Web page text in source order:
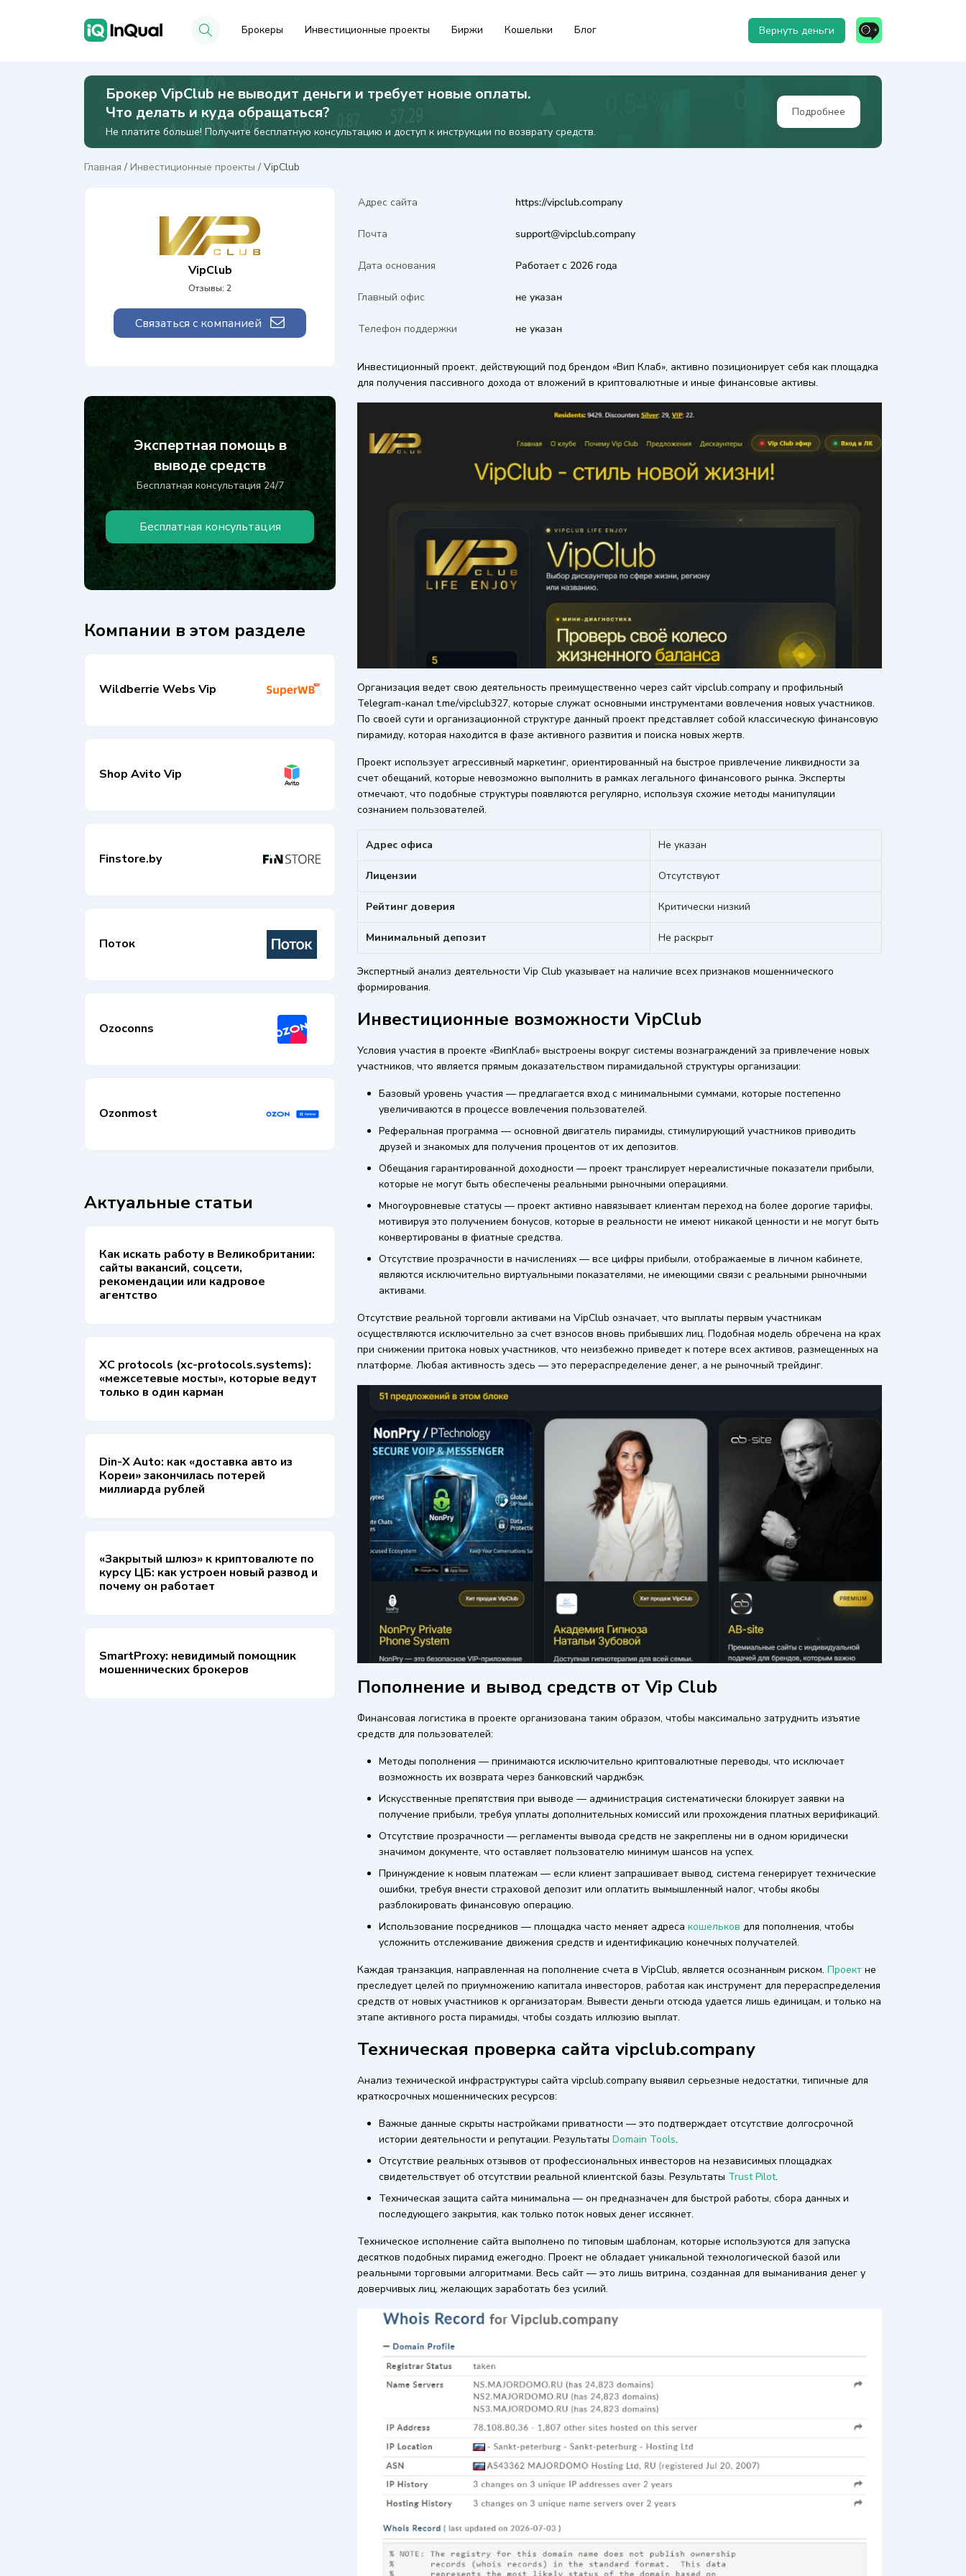
Брокеры Инвестиционные проекты Биржи Кошельки Блог Вернуть деньги
Брокер VipClub не выводит деньги и требует новые оплаты.
Что делать и куда обращаться?
Не платите больше! Получите бесплатную консультацию и доступ к инструкции по возврату средств.
Подробнее
Главная / Инвестиционные проекты / VipClub
VipClub
Отзывы: 2
Связаться с компанией
Экспертная помощь в
выводе средств
Бесплатная консультация 24/7
Бесплатная консультация
Компании в этом разделе
Wildberrie Webs Vip
Shop Avito Vip
Finstore.by
Поток
Ozoconns
Ozonmost
Актуальные статьи
Как искать работу в Великобритании:
сайты вакансий, соцсети,
рекомендации или кадровое
агентство
XC protocols (xc-protocols.systems):
«межсетевые мосты», которые ведут
только в один карман
Din-X Auto: как «доставка авто из
Кореи» закончилась потерей
миллиарда рублей
«Закрытый шлюз» к криптовалюте по
курсу ЦБ: как устроен новый развод и
почему он работает
SmartProxy: невидимый помощник
мошеннических брокеров
Адрес сайта https://vipclub.company
Почта support@vipclub.company
Дата основания Работает с 2026 года
Главный офис не указан
Телефон поддержки не указан
Инвестиционный проект, действующий под брендом «Вип Клаб», активно позиционирует себя как площадка
для получения пассивного дохода от вложений в криптовалютные и иные финансовые активы.
Организация ведет свою деятельность преимущественно через сайт vipclub.company и профильный
Telegram-канал t.me/vipclub327, которые служат основными инструментами вовлечения новых участников.
По своей сути и организационной структуре данный проект представляет собой классическую финансовую
пирамиду, которая находится в фазе активного развития и поиска новых жертв.
Проект использует агрессивный маркетинг, ориентированный на быстрое привлечение ликвидности за
счет обещаний, которые невозможно выполнить в рамках легального финансового рынка. Эксперты
отмечают, что подобные структуры появляются регулярно, используя схожие методы манипуляции
сознанием пользователей.
Адрес офиса Не указан
Лицензии Отсутствуют
Рейтинг доверия Критически низкий
Минимальный депозит Не раскрыт
Экспертный анализ деятельности Vip Club указывает на наличие всех признаков мошеннического
формирования.
Инвестиционные возможности VipClub
Условия участия в проекте «ВипКлаб» выстроены вокруг системы вознаграждений за привлечение новых
участников, что является прямым доказательством пирамидальной структуры организации:
Базовый уровень участия — предлагается вход с минимальными суммами, которые постепенно
увеличиваются в процессе вовлечения пользователей.
Реферальная программа — основной двигатель пирамиды, стимулирующий участников приводить
друзей и знакомых для получения процентов от их депозитов.
Обещания гарантированной доходности — проект транслирует нереалистичные показатели прибыли,
которые не могут быть обеспечены реальными рыночными операциями.
Многоуровневые статусы — проект активно навязывает клиентам переход на более дорогие тарифы,
мотивируя это получением бонусов, которые в реальности не имеют никакой ценности и не могут быть
конвертированы в фиатные средства.
Отсутствие прозрачности в начислениях — все цифры прибыли, отображаемые в личном кабинете,
являются исключительно виртуальными показателями, не имеющими связи с реальными рыночными
активами.
Отсутствие реальной торговли активами на VipClub означает, что выплаты первым участникам
осуществляются исключительно за счет взносов вновь прибывших лиц. Подобная модель обречена на крах
при снижении притока новых участников, что неизбежно приведет к потере всех активов, размещенных на
платформе. Любая активность здесь — это перераспределение денег, а не рыночный трейдинг.
Пополнение и вывод средств от Vip Club
Финансовая логистика в проекте организована таким образом, чтобы максимально затруднить изъятие
средств для пользователей:
Методы пополнения — принимаются исключительно криптовалютные переводы, что исключает
возможность их возврата через банковский чарджбэк.
Искусственные препятствия при выводе — администрация систематически блокирует заявки на
получение прибыли, требуя уплаты дополнительных комиссий или прохождения платных верификаций.
Отсутствие прозрачности — регламенты вывода средств не закреплены ни в одном юридически
значимом документе, что оставляет пользователю минимум шансов на успех.
Принуждение к новым платежам — если клиент запрашивает вывод, система генерирует технические
ошибки, требуя внести страховой депозит или оплатить вымышленный налог, чтобы якобы
разблокировать финансовую операцию.
Использование посредников — площадка часто меняет адреса кошельков для пополнения, чтобы
усложнить отслеживание движения средств и идентификацию конечных получателей.
Каждая транзакция, направленная на пополнение счета в VipClub, является осознанным риском. Проект не
преследует целей по приумножению капитала инвесторов, работая как инструмент для перераспределения
средств от новых участников к организаторам. Вывести деньги отсюда удается лишь единицам, и только на
этапе активного роста пирамиды, чтобы создать иллюзию выплат.
Техническая проверка сайта vipclub.company
Анализ технической инфраструктуры сайта vipclub.company выявил серьезные недостатки, типичные для
краткосрочных мошеннических ресурсов:
Важные данные скрыты настройками приватности — это подтверждает отсутствие долгосрочной
истории деятельности и репутации. Результаты Domain Tools.
Отсутствие реальных отзывов от профессиональных инвесторов на независимых площадках
свидетельствует об отсутствии реальной клиентской базы. Результаты Trust Pilot.
Техническая защита сайта минимальна — он предназначен для быстрой работы, сбора данных и
последующего закрытия, как только поток новых денег иссякнет.
Техническое исполнение сайта выполнено по типовым шаблонам, которые используются для запуска
десятков подобных пирамид ежегодно. Проект не обладает уникальной технологической базой или
реальными торговыми алгоритмами. Весь сайт — это лишь витрина, созданная для выманивания денег у
доверчивых лиц, желающих заработать без усилий.